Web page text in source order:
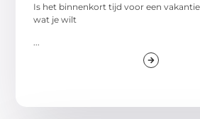
Is het binnenkort tijd voor een
wat je wilt
...